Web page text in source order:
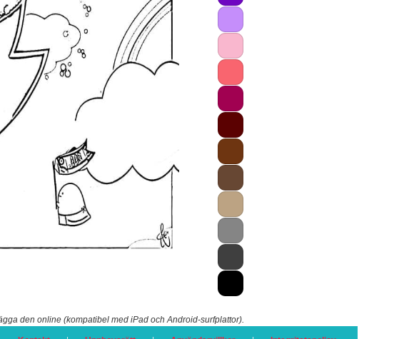
den online (kompatibel med iPad och Android-surfplattor).